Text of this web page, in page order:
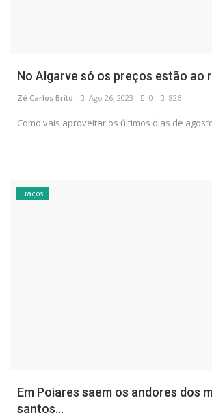
No Algarve só os preços estão ao
Zé Carlos Brito Ago 26, 2023 0 826
Como vais aproveitar os últimos dias de
Traços
Em Poiares saem os andores dos
santos...